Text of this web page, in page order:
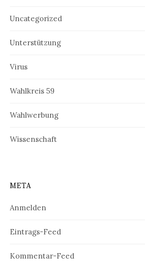
Uncategorized
Unterstützung
Virus
Wahlkreis 59
Wahlwerbung
Wissenschaft
META
Anmelden
Eintrags-Feed
Kommentar-Feed